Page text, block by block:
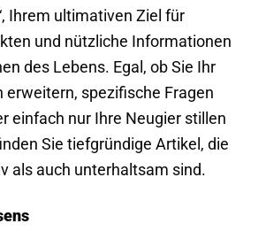
Ihrem ultimativen Ziel für
und nützliche Informationen
des Lebens. Egal, ob Sie Ihr
spezifische Fragen
einfach nur Ihre Neugier stillen
Sie tiefgründige Artikel, die
als auch unterhaltsam sind.